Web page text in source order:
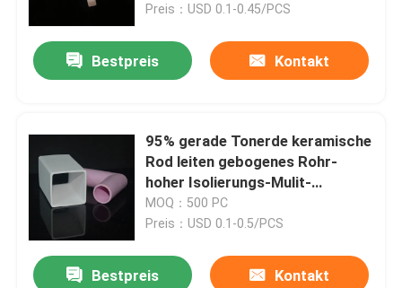
Preis：USD 0.1-0.45/PCS
Bestpreis Kontakt
95% gerade Tonerde keramische
Rod leiten gebogenes Rohr-
hoher Isolierungs-Mulit-
keramisches Rohr
MOQ：500 PC
Preis：USD 0.1-0.5/PCS
Bestpreis Kontakt